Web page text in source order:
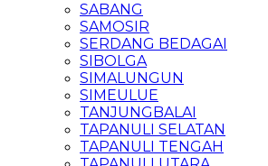
SABANG
SAMOSIR
SERDANG BEDAGAI
SIBOLGA
SIMALUNGUN
SIMEULUE
TANJUNGBALAI
TAPANULI SELATAN
TAPANULI TENGAH